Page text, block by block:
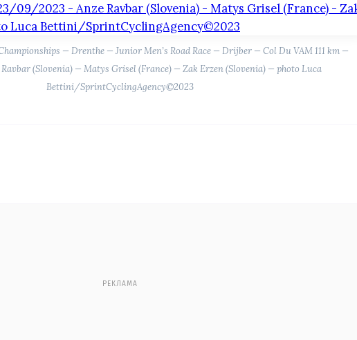
— Drenthe — Junior Men’s Road Race — Drijber — Col Du VAM 111 km —
(Slovenia) — Matys Grisel (France) — Zak Erzen (Slovenia) — photo Luca
Bettini/SprintCyclingAgency©2023
РЕКЛАМА